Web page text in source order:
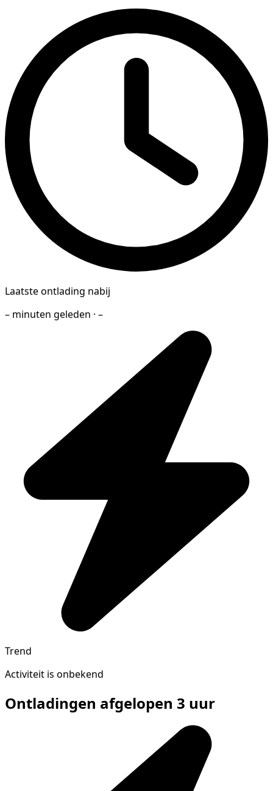
Laatste ontlading nabij
– minuten geleden · –
Trend
Activiteit is onbekend
Ontladingen afgelopen 3 uur